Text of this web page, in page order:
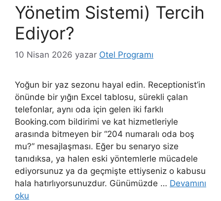
Yönetim Sistemi) Tercih
Ediyor?
10 Nisan 2026 yazar Otel Programı
Yoğun bir yaz sezonu hayal edin. Receptionist’in
önünde bir yığın Excel tablosu, sürekli çalan
telefonlar, aynı oda için gelen iki farklı
Booking.com bildirimi ve kat hizmetleriyle
arasında bitmeyen bir “204 numaralı oda boş
mu?” mesajlaşması. Eğer bu senaryo size
tanıdıksa, ya halen eski yöntemlerle mücadele
ediyorsunuz ya da geçmişte ettiyseniz o kabusu
hala hatırlıyorsunuzdur. Günümüzde … Devamını
oku